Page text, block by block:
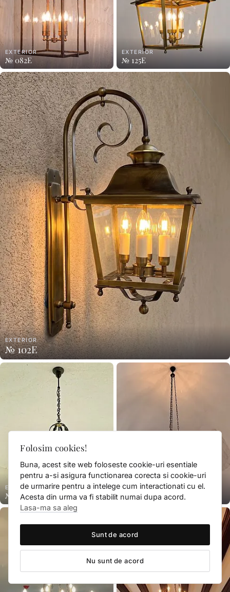
EXTERIOR
№ 082E
EXTERIOR
№ 125E
EXTERIOR
№ 102E
EXTERIOR
№ 078E
CANDELABRU
№ 168C
Folosim cookies!
Buna, acest site web foloseste cookie-uri esentiale
pentru a-si asigura functionarea corecta si cookie-uri
de urmarire pentru a intelege cum interactionati cu el.
Acesta din urma va fi stabilit numai dupa acord.
Lasa-ma sa aleg
Sunt de acord
Nu sunt de acord